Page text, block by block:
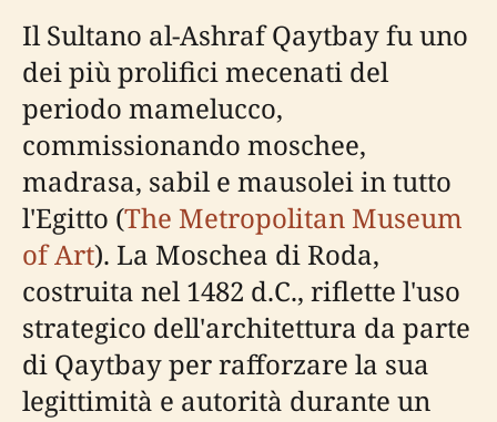
Il Sultano al-Ashraf Qaytbay fu uno
dei più prolifici mecenati del
periodo mamelucco,
commissionando moschee,
madrasa, sabil e mausolei in tutto
l'Egitto (The Metropolitan Museum
of Art). La Moschea di Roda,
costruita nel 1482 d.C., riflette l'uso
strategico dell'architettura da parte
di Qaytbay per rafforzare la sua
legittimità e autorità durante un